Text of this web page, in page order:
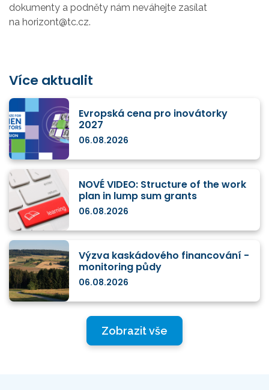
dokumenty a podněty nám neváhejte zasílat
na horizont@tc.cz.
Více aktualit
Evropská cena pro inovátorky
2027
06.08.2026
NOVÉ VIDEO: Structure of the work
plan in lump sum grants
06.08.2026
Výzva kaskádového financování -
monitoring půdy
06.08.2026
Zobrazit vše